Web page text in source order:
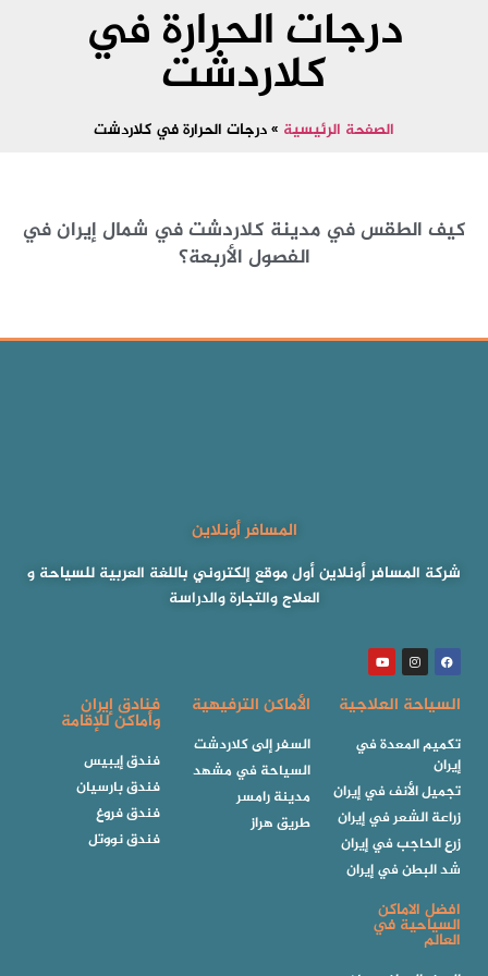
درجات الحرارة في
كلاردشت
الصفحة الرئيسية »درجات الحرارة في كلاردشت
كيف الطقس في مدينة كلاردشت في شمال إيران في
الفصول الأربعة؟
المسافر أونلاين
شركة المسافر أونلاين أول موقع إلكتروني باللغة العربية للسياحة و
العلاج والتجارة والدراسة
السياحة العلاجية
تكميم المعدة في
إيران
تجميل الأنف في إيران
زراعة الشعر في إيران
زرع الحاجب في إيران
شد البطن في إيران
الأماكن الترفيهية
السفر إلى كلاردشت
السياحة في مشهد
مدينة رامسر
طريق هراز
فنادق إيران
وأماكن للإقامة
فندق إيبيس
فندق بارسيان
فندق فروغ
فندق نووتل
افضل الاماكن
السياحية في
العالم